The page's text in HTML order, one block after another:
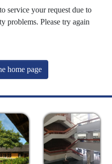
service your request due to
problems. Please try again
home page